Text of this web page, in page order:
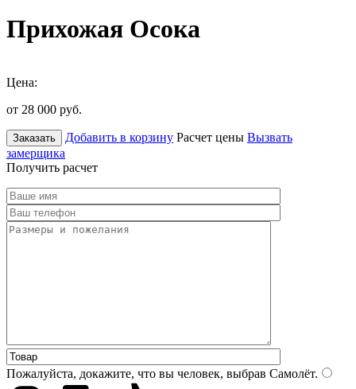
Прихожая Осока
Цена:
от 28 000 руб.
Заказать Добавить в корзину Расчет цены Вызвать
замерщика
Получить расчет
Пожалуйста, докажите, что вы человек, выбрав Самолёт.